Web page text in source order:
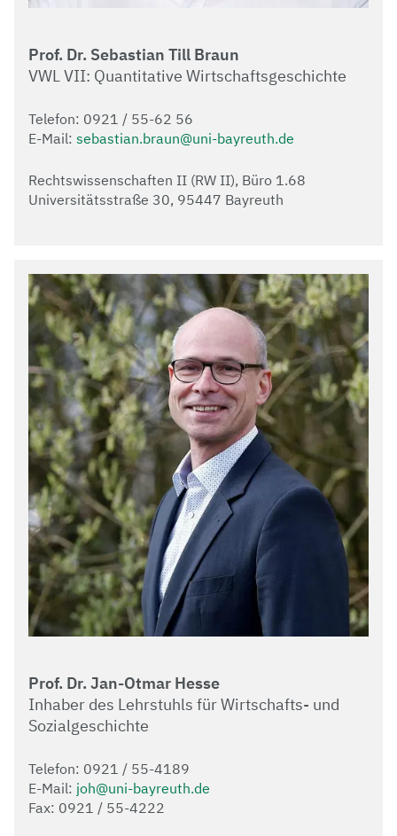
Prof. Dr. Sebastian Till Braun
VWL VII: Quantitative Wirtschaftsgeschichte
Telefon: 0921 / 55-62 56
E-Mail: sebastian.braun@uni-bayreuth.de
Rechtswissenschaften II (RW II), Büro 1.68
Universitätsstraße 30, 95447 Bayreuth
Prof. Dr. Jan-Otmar Hesse
Inhaber des Lehrstuhls für Wirtschafts- und
Sozialgeschichte
Telefon: 0921 / 55-4189
E-Mail: joh@uni-bayreuth.de
Fax: 0921 / 55-4222